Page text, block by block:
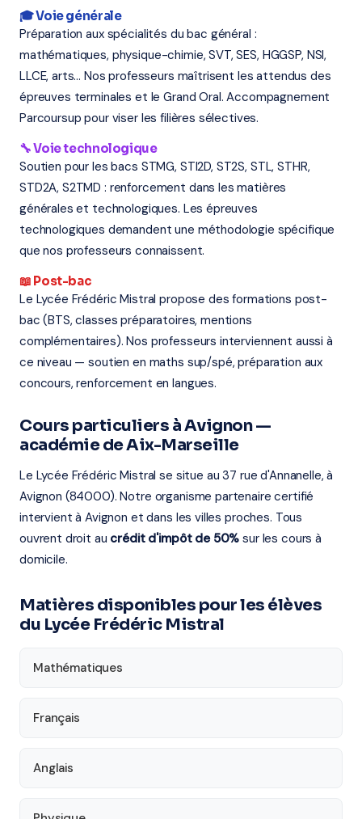
🎓 Voie générale
Préparation aux spécialités du bac général :
mathématiques, physique-chimie, SVT, SES, HGGSP, NSI,
LLCE, arts... Nos professeurs maîtrisent les attendus des
épreuves terminales et le Grand Oral. Accompagnement
Parcoursup pour viser les filières sélectives.
🔧 Voie technologique
Soutien pour les bacs STMG, STI2D, ST2S, STL, STHR,
STD2A, S2TMD : renforcement dans les matières
générales et technologiques. Les épreuves
technologiques demandent une méthodologie spécifique
que nos professeurs connaissent.
📖 Post-bac
Le Lycée Frédéric Mistral propose des formations post-
bac (BTS, classes préparatoires, mentions
complémentaires). Nos professeurs interviennent aussi à
ce niveau — soutien en maths sup/spé, préparation aux
concours, renforcement en langues.
Cours particuliers à Avignon —
académie de Aix-Marseille
Le Lycée Frédéric Mistral se situe au 37 rue d'Annanelle, à
Avignon (84000). Notre organisme partenaire certifié
intervient à Avignon et dans les villes proches. Tous
ouvrent droit au crédit d'impôt de 50% sur les cours à
domicile.
Matières disponibles pour les élèves
du Lycée Frédéric Mistral
Mathématiques
Français
Anglais